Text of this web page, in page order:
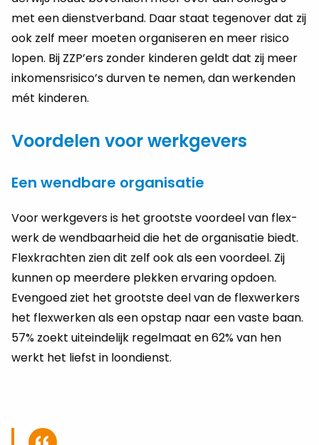
met een dienst­ver­band. Daar staat te­gen­over dat zij
ook zelf meer moe­ten or­ga­ni­se­ren en meer ri­si­co
lopen. Bij ZZP’ers zon­der kin­de­ren geldt dat zij meer
in­ko­mens­ri­si­co’s dur­ven te nemen, dan wer­ken­den
mét kin­de­ren.
Voordelen voor werkgevers
Een wendbare organisatie
Voor werk­ge­vers is het groot­ste voor­deel van flex­
werk de wend­baar­heid die het de or­ga­ni­sa­tie biedt.
Flex­krach­ten zien dit zelf ook als een voor­deel. Zij
kun­nen op meer­de­re plek­ken er­va­ring op­doen.
Even­goed ziet het groot­ste deel van de flex­wer­kers
het flex­wer­ken als een op­stap naar een vaste baan.
57% zoekt uit­ein­de­lijk re­gel­maat en 62% van hen
werkt het liefst in loon­dienst.